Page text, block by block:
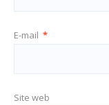
E-mail *
Site web